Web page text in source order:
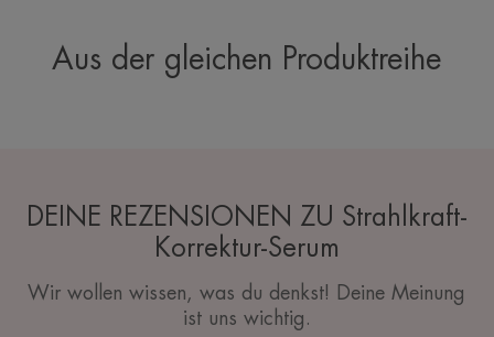
Aus der gleichen Produktreihe
DEINE REZENSIONEN ZU Strahlkraft-
Korrektur-Serum
Wir wollen wissen, was du denkst! Deine Meinung
ist uns wichtig.